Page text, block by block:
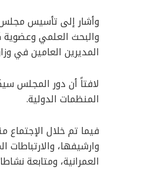
وأشار إلى تأسيس مجلس
والبحث العلمي وعضوية
المديرين العامين في
لافتاً أن دور المجلس
المنظمات الدولية.
فيما تم خلال الإجتماع
وارشيفها، والارتباطات
العمرانية، ومتابعة